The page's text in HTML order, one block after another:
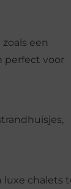
een
perfect voor
luxe chalets